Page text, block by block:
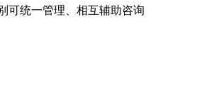
可统一管理、相互辅助咨询